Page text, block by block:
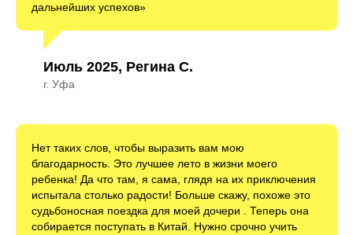
дальнейших успехов»
Июль 2025, Регина С.
г. Уфа
Нет таких слов, чтобы выразить вам мою
благодарность. Это лучшее лето в жизни моего
ребенка! Да что там, я сама, глядя на их приключения
испытала столько радости! Больше скажу, похоже это
судьбоносная поездка для моей дочери . Теперь она
собирается поступать в Китай. Нужно срочно учить